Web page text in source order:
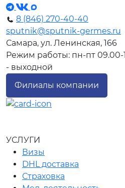
УСЛУГИ
Визы
DHL доставка
Страховка
8 (846) 270-40-40
sputnik@sputnik-germes.ru
Самара, ул. Ленинская, 166
Режим работы: пн-пт 09.00-
- выходной
Филиалы компании